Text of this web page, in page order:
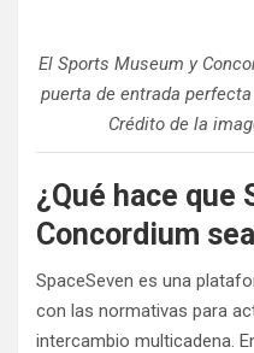
El Sports Museum y
puerta de entrada
Crédito de la
¿Qué hace que
Concordium
SpaceSeven es una
con las normativas para
intercambio multicadena.